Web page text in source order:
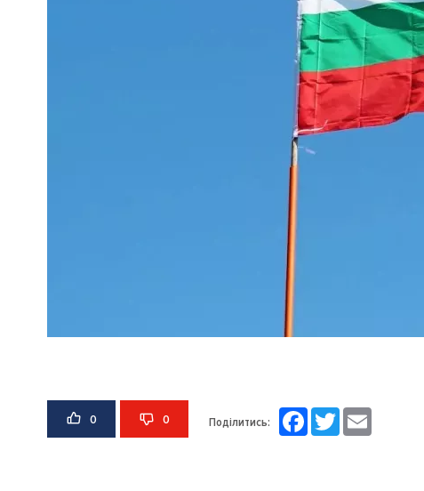
0 0 Поділитись: FacebookTwitter